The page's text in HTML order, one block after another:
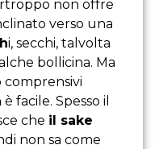
non offre
verso una
i, secchi, talvolta
bollicina. Ma
comprensivi
facile. Spesso il
che il sake
non sa come